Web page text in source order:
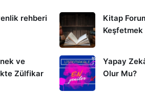
rehberi
Kitap
Keşfetmek
ve
Zülfikar
Yapay
Olur Mu?